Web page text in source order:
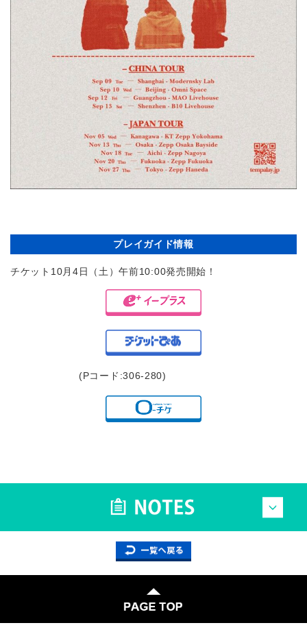
プレイガイド情報
チケット10月4日（土）午前10:00発売開始！
(Pコード:306-280)